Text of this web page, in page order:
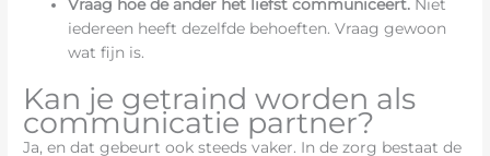
Vraag hoe de ander het liefst communiceert. Niet
iedereen heeft dezelfde behoeften. Vraag gewoon
wat fijn is.
Kan je getraind worden als
communicatie partner?
Ja, en dat gebeurt ook steeds vaker. In de zorg bestaat de